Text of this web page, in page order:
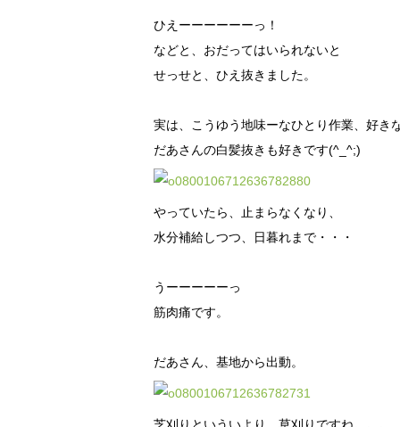
ひえーーーーーーっ！
などと、おだってはいられないと
せっせと、ひえ抜きました。
実は、こうゆう地味ーなひとり作業、好き
だあさんの白髪抜きも好きです(^_^;)
やっていたら、止まらなくなり、
水分補給しつつ、日暮れまで・・・
うーーーーーっ
筋肉痛です。
だあさん、基地から出動。